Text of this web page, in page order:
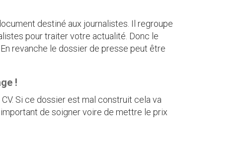
destiné aux journalistes. Il regroupe
pour traiter votre actualité. Donc le
revanche le dossier de presse peut être
!
Si ce dossier est mal construit cela va
de soigner voire de mettre le prix